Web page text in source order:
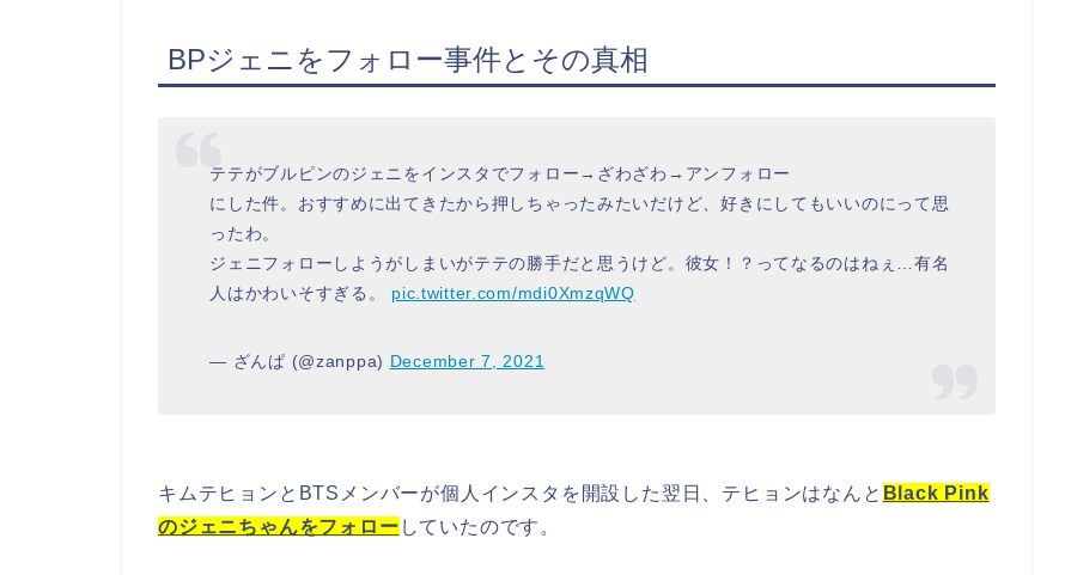
BPジェニをフォロー事件とその真相
テテがブルピンのジェニをインスタでフォロー→ざわざわ→アンフォロー
にした件。おすすめに出てきたから押しちゃったみたいだけど、好きにしてもいいのにって思
ったわ。
ジェニフォローしようがしまいがテテの勝手だと思うけど。彼女！？ってなるのはねぇ…有名
人はかわいそすぎる。 pic.twitter.com/mdi0XmzqWQ
— ざんぱ (@zanppa) December 7, 2021
キムテヒョンとBTSメンバーが個人インスタを開設した翌日、テヒョンはなんと Black Pink
のジェニちゃんをフォロー していたのです。